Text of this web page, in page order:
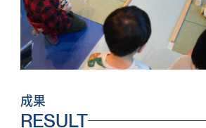
RESULT
成果